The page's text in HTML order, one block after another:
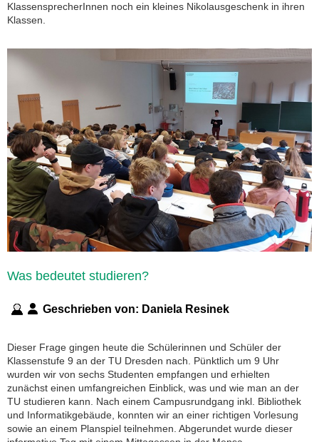
KlassensprecherInnen noch ein kleines Nikolausgeschenk in ihren
Klassen.
Was bedeutet studieren?
Geschrieben von: Daniela Resinek
Dieser Frage gingen heute die Schülerinnen und Schüler der
Klassenstufe 9 an der TU Dresden nach. Pünktlich um 9 Uhr
wurden wir von sechs Studenten empfangen und erhielten
zunächst einen umfangreichen Einblick, was und wie man an der
TU studieren kann. Nach einem Campusrundgang inkl. Bibliothek
und Informatikgebäude, konnten wir an einer richtigen Vorlesung
sowie an einem Planspiel teilnehmen. Abgerundet wurde dieser